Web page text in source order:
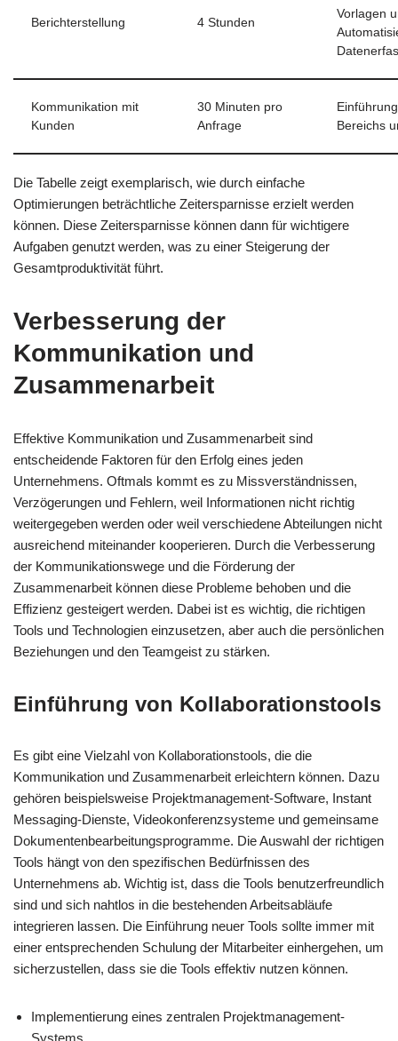
Berichterstellung 4 Stunden
Vorlagen
Kommunikation mit
Kunden
30 Minuten pro
Anfrage
Bereichs
Die Tabelle zeigt exemplarisch, wie durch einfache
Optimierungen beträchtliche Zeitersparnisse erzielt werden
können. Diese Zeitersparnisse können dann für wichtigere
Aufgaben genutzt werden, was zu einer Steigerung der
Gesamtproduktivität führt.
Verbesserung der
Kommunikation und
Zusammenarbeit
Effektive Kommunikation und Zusammenarbeit sind
entscheidende Faktoren für den Erfolg eines jeden
Unternehmens. Oftmals kommt es zu Missverständnissen,
Verzögerungen und Fehlern, weil Informationen nicht richtig
weitergegeben werden oder weil verschiedene Abteilungen nicht
ausreichend miteinander kooperieren. Durch die Verbesserung
der Kommunikationswege und die Förderung der
Zusammenarbeit können diese Probleme behoben und die
Effizienz gesteigert werden. Dabei ist es wichtig, die richtigen
Tools und Technologien einzusetzen, aber auch die persönlichen
Beziehungen und den Teamgeist zu stärken.
Einführung von Kollaborationstools
Es gibt eine Vielzahl von Kollaborationstools, die die
Kommunikation und Zusammenarbeit erleichtern können. Dazu
gehören beispielsweise Projektmanagement-Software, Instant
Messaging-Dienste, Videokonferenzsysteme und gemeinsame
Dokumentenbearbeitungsprogramme. Die Auswahl der richtigen
Tools hängt von den spezifischen Bedürfnissen des
Unternehmens ab. Wichtig ist, dass die Tools benutzerfreundlich
sind und sich nahtlos in die bestehenden Arbeitsabläufe
integrieren lassen. Die Einführung neuer Tools sollte immer mit
einer entsprechenden Schulung der Mitarbeiter einhergehen, um
sicherzustellen, dass sie die Tools effektiv nutzen können.
Implementierung eines zentralen Projektmanagement-
Systems.